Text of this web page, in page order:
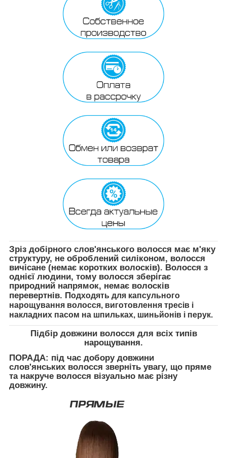
Зріз добірного слов'янського волосся має м'яку
структуру, не оброблений силіконом, волосся
вичісане (немає коротких волосків). Волосся з
однієї людини, тому волосся зберігає
природний напрямок, немає волосків
перевертнів. Подходять для капсульного
нарощування волосся, виготовлення тресів і
накладних пасом на шпильках, шиньйонів і перук.
Підбір довжини волосся для всіх типів
нарощування.
ПОРАДА: під час добору довжини
слов'янських волосся зверніть увагу, що пряме
та накруче волосся візуально має різну
довжину.